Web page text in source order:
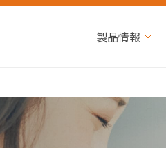
製品情報